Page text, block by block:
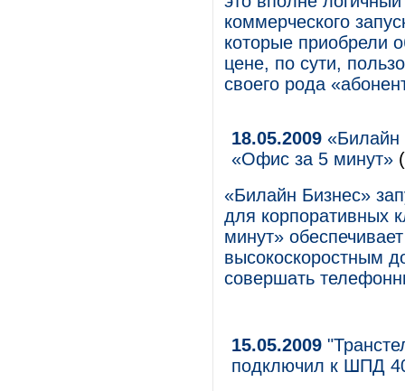
коммерческого
которые приобрели
цене, по сути,
своего рода
18.05.2009 «Билайн
«Офис за 5 минут»
«Билайн Бизнес»
для корпоративных
минут»
высокоскоростным
совершать
15.05.2009
подключил к ШПД